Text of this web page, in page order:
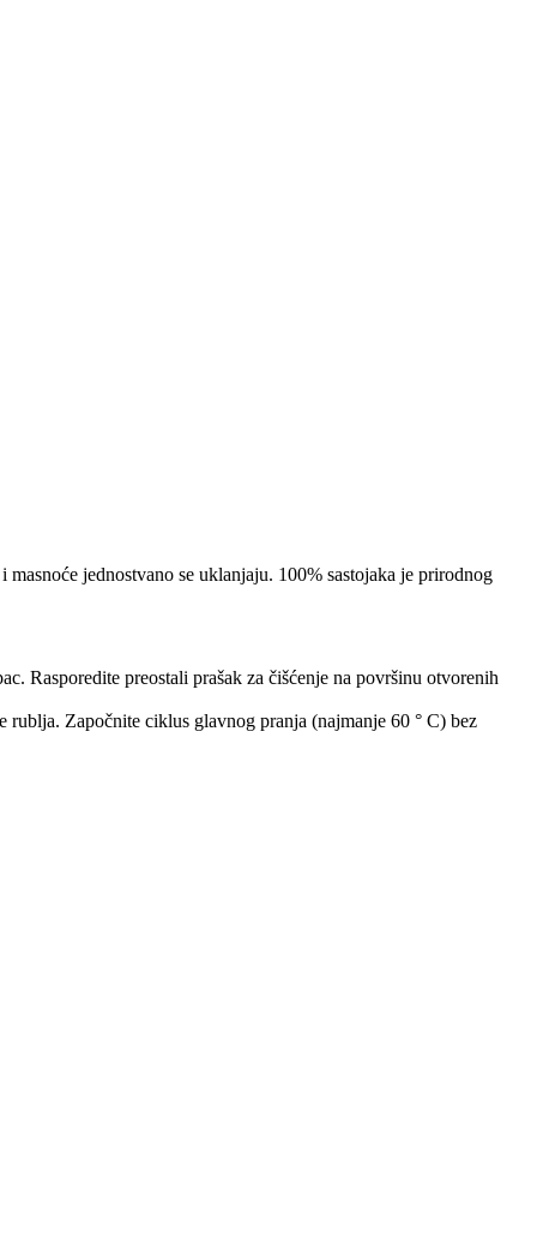
jednostvano se uklanjaju. 100% sastojaka je prirodnog
Rasporedite preostali prašak za čišćenje na površinu otvorenih
rublja. Započnite ciklus glavnog pranja (najmanje 60 ° C) bez